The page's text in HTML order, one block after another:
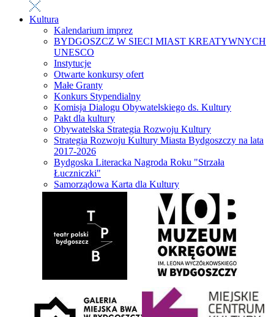
Kultura
Kalendarium imprez
BYDGOSZCZ W SIECI MIAST KREATYWNYCH
UNESCO
Instytucje
Otwarte konkursy ofert
Małe Granty
Konkurs Stypendialny
Komisja Dialogu Obywatelskiego ds. Kultury
Pakt dla kultury
Obywatelska Strategia Rozwoju Kultury
Strategia Rozwoju Kultury Miasta Bydgoszczy na lata
2017-2026
Bydgoska Literacka Nagroda Roku "Strzała
Łuczniczki"
Samorządowa Karta dla Kultury